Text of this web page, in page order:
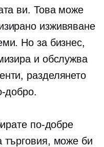
ви. Това може
изживяване
Но за бизнес,
и обслужва
разделянето
добро.
по-добре
търговия, може би